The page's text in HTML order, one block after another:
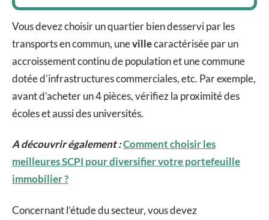
Vous devez choisir un quartier bien desservi par les
transports en commun, unevillecaractérisée par un
accroissement continu de population et une commune
dotée d’infrastructures commerciales, etc. Par exemple,
avant d’acheter un 4 pièces, vérifiez la proximité des
écoles et aussi des universités.
A découvrir également :Comment choisir les
meilleures SCPI pour diversifier votre portefeuille
immobilier ?
Concernant l’étude du secteur, vous devez